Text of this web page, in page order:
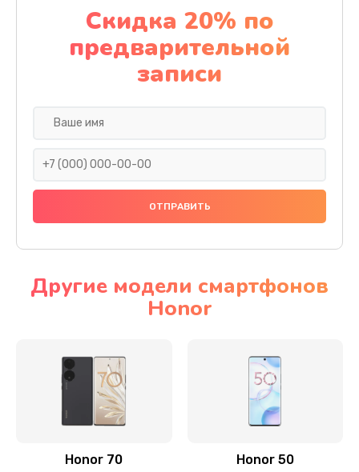
Замена стекла
990 руб.
Заказать
Замена задней камеры
Замена динамика
Замена стекла камеры
Замена задней крышки
Скидка 20% по
предварительной
записи
Другие модели смартфонов
Honor
Honor 70 Honor 50